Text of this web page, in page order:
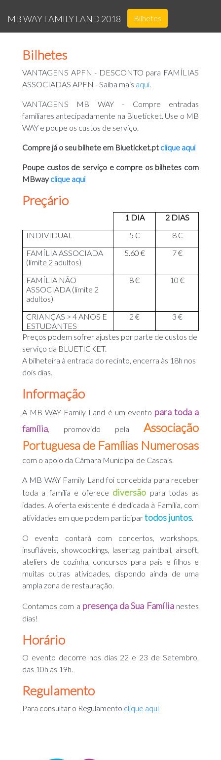
MB WAY FAMILY LAND 2018 Bilhetes
Bilhetes
VANTAGENS APFN - DESCONTO para FAMÍLIAS
ASSOCIADAS APFN - Saiba mais aqui.
VANTAGENS MB WAY - Compre entradas
familiares antecipadamente na Blueticket. Use o MB
WAY e poupe os custos de serviço.
Compre já o seu bilhete em Blueticket.pt clique aqui
Poupe custos de serviço e compre os bilhetes com
MBwayclique aqui
Preçário
1 DIA
2 DIAS
INDIVIDUAL
5 € 8€
FAMÍLIA ASSOCIADA
(limite 2 adultos)
5.60 € 7€
FAMÍLIA NÃO
ASSOCIADA (limite 2
adultos)
8 € 10 €
CRIANÇAS > 4 ANOS E
ESTUDANTES
2 € 3 €
Preços podem sofrer ajustes por parte de custos de
serviço da BLUETICKET.
A bilheteira à entrada do recinto, encerra às 18h nos
dois dias.
Informação
A MB WAY Family Land é um evento para toda a
família, promovido pela Associação
Portuguesa de Famílias Numerosas
com o apoio da Câmara Municipal de Cascais.
A MB WAY Family Land foi concebida para receber
toda a família e oferece diversão para todas as
idades. A oferta existente é dedicada à Família, com
atividades em que podem participartodos juntos.
O evento contará com concertos, workshops,
insufláveis, showcookings, lasertag, paintball, airsoft,
ateliers de cozinha, concursos para pais e filhos e
muitas outras atividades, dispondo ainda de uma
ampla zona de restauração.
Contamos com a presença da Sua Famílianestes
dias!
Horário
O evento decorre nos dias 22 e 23 de Setembro,
das 10h às 19h.
Regulamento
Para consultar o Regulamento clique aqui